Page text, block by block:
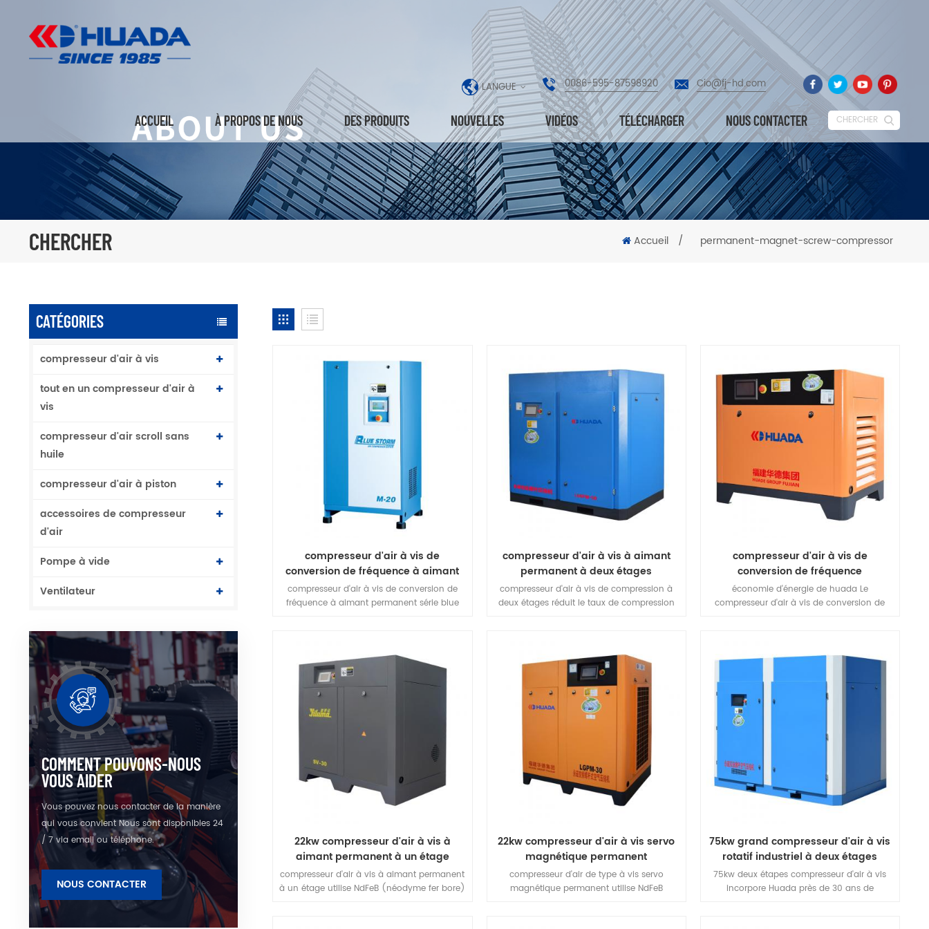
LANGUE 0086-595-87598920 Cio@fj-hd.com
ACCUEIL À PROPOS DE NOUS DES PRODUITS NOUVELLES VIDÉOS TÉLÉCHARGER NOUS CONTACTER CHERCHER
CHERCHER Accueil / permanent-magnet-screw-compressor
CATÉGORIES
compresseur d'air à vis
tout en un compresseur d'air à
vis
compresseur d'air scroll sans
huile
compresseur d'air à piston
accessoires de compresseur
d'air
Pompe à vide
Ventilateur
COMMENT POUVONS-NOUS
VOUS AIDER
Vous pouvez nous contacter de la manière
qui vous convient Nous sont disponibles 24
/ 7 via email ou téléphone.
NOUS CONTACTER
compresseur d'air à vis de
conversion de fréquence à aimant
permanent série blue storm
compresseur d'air à vis de conversion de
fréquence à aimant permanent série blue
économiser de l'énergie jusqu'à 50%. le coût
du cycle de vie peut économiser en
moyenne 37%.
compresseur d'air à vis à aimant
permanent à deux étages
compresseur d'air à vis de compression à
deux étages réduit le taux de compression
durée de vie du host.Two compression à un
étage au lieu d'une compression à un étage,
près de 15% augmentation du déplacement,
peut réaliser un 15% plus d'économie
d'énergie effet.
compresseur d'air à vis de
conversion de fréquence
magnétique permanent moyenne
pression
économie d'énergie de huada Le
compresseur d'air à vis de conversion de
22kw compresseur d'air à vis à
aimant permanent à un étage
compresseur d'air à vis à aimant permanent
à un étage utilise NdFeB (néodyme fer bore)
22kw compresseur d'air à vis servo
magnétique permanent
compresseur d'air de type à vis servo
magnétique permanent utilise NdFeB
75kw grand compresseur d'air à vis
rotatif industriel à deux étages
75kw deux étapes compresseur d'air à vis
incorpore Huada près de 30 ans de